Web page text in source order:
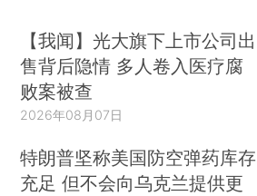
【我闻】光大旗下上市公司出
售背后隐情 多人卷入医疗腐
败案被查
2026年08月07日
特朗普坚称美国防空弹药库存
充足 但不会向乌克兰提供更